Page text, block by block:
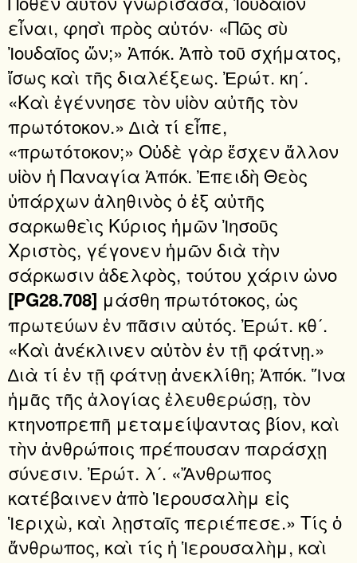
εἶναι, φησὶ πρὸς αὐτόν· «Πῶς σὺ
Ἰουδαῖος ὤν;» Ἀπόκ. Ἀπὸ τοῦ σχήματος,
ἴσως καὶ τῆς διαλέξεως. Ἐρώτ. κηʹ.
«Καὶ ἐγέννησε τὸν υἱὸν αὐτῆς τὸν
πρωτότοκον.» ∆ιὰ τί εἶπε,
«πρωτότοκον;» Οὐδὲ γὰρ ἔσχεν ἄλλον
υἱὸν ἡ Παναγία Ἀπόκ. Ἐπειδὴ Θεὸς
ὑπάρχων ἀληθινὸς ὁ ἐξ αὐτῆς
σαρκωθεὶς Κύριος ἡμῶν Ἰησοῦς
Χριστὸς, γέγονεν ἡμῶν διὰ τὴν
σάρκωσιν ἀδελφὸς, τούτου χάριν ὠνο
[PG28.708] μάσθη πρωτότοκος, ὡς
πρωτεύων ἐν πᾶσιν αὐτός. Ἐρώτ. κθʹ.
«Καὶ ἀνέκλινεν αὐτὸν ἐν τῇ φάτνῃ.»
∆ιὰ τί ἐν τῇ φάτνῃ ἀνεκλίθη; Ἀπόκ. Ἵνα
ἡμᾶς τῆς ἀλογίας ἐλευθερώσῃ, τὸν
κτηνοπρεπῆ μεταμείψαντας βίον, καὶ
τὴν ἀνθρώποις πρέπουσαν παράσχῃ
σύνεσιν. Ἐρώτ. λʹ. «Ἄνθρωπος
κατέβαινεν ἀπὸ Ἱερουσαλὴμ εἰς
Ἱεριχὼ, καὶ λῃσταῖς περιέπεσε.» Τίς ὁ
ἄνθρωπος, καὶ τίς ἡ Ἱερουσαλὴμ, καὶ